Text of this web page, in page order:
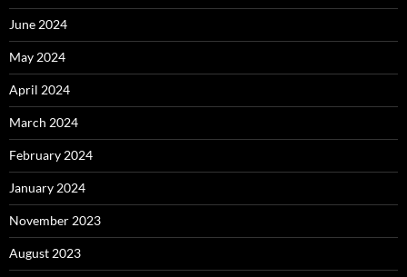
June 2024
May 2024
April 2024
March 2024
February 2024
January 2024
November 2023
August 2023